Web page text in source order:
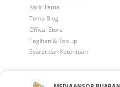
Karir Tema
Tema Blog
Offical Store
Tagihan & Top up
Syarat dan Ketentuan